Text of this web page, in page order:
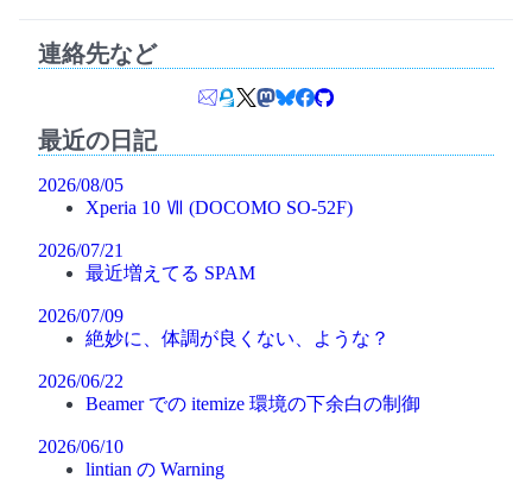
連絡先など
最近の日記
2026/08/05
Xperia 10 Ⅶ (DOCOMO SO-52F)
2026/07/21
最近増えてる SPAM
2026/07/09
絶妙に、体調が良くない、ような？
2026/06/22
Beamer での itemize 環境の下余白の制御
2026/06/10
lintian の Warning